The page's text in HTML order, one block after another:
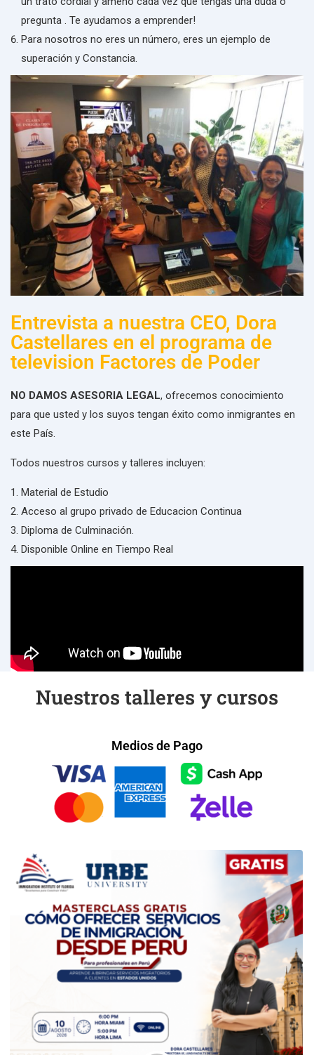
pregunta . Te ayudamos a emprender!
Para nosotros no eres un número, eres un ejemplo de
superación y Constancia.
Entrevista a nuestra CEO, Dora
Castellares en el programa de
television Factores de Poder
NO DAMOS ASESORIA LEGAL, ofrecemos conocimiento
para que usted y los suyos tengan éxito como inmigrantes en
este País.
Todos nuestros cursos y talleres incluyen:
Material de Estudio
Acceso al grupo privado de Educacion Continua
Diploma de Culminación.
Disponible Online en Tiempo Real
Nuestros talleres y cursos
Medios de Pago